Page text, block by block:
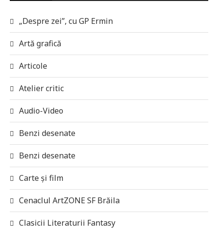
„Despre zei”, cu GP Ermin
Artă grafică
Articole
Atelier critic
Audio-Video
Benzi desenate
Benzi desenate
Carte și film
Cenaclul ArtZONE SF Brăila
Clasicii Literaturii Fantasy